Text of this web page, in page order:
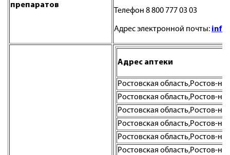
препаратов
Телефон 8 800 777 03 03
Адрес электронной почты:
Адрес аптеки
Ростовская область,Ростов-
Ростовская область,Ростов-
Ростовская область,Ростов-
Ростовская область,Ростов-
Ростовская область,Ростов-
Ростовская область,Ростов-